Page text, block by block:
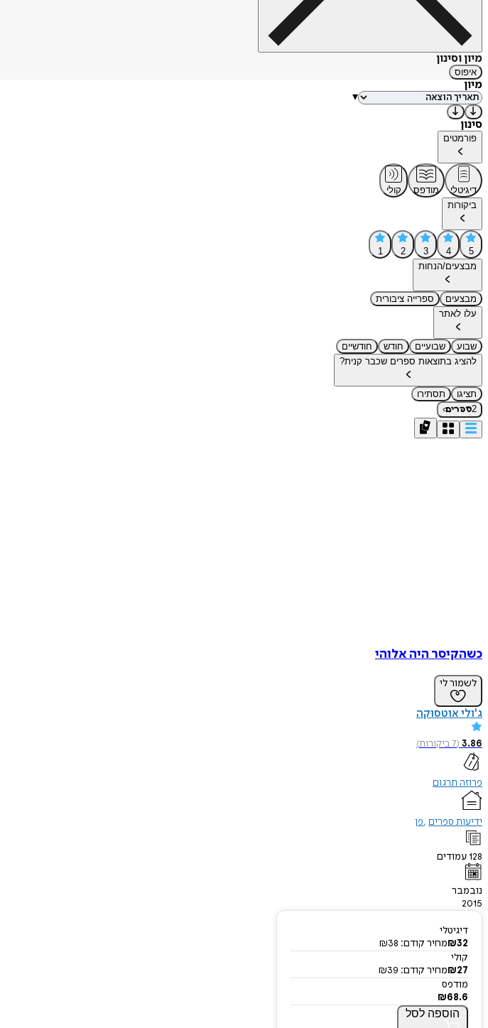
מיון וסינון
איפוס
מיון
▾
סינון
פורמטים
דיגיטלי מודפס
קולי
ביקורות
5
4
3
2
1
מבצעים/הנחות
מבצעים
ספרייה ציבורית
עלו לאתר
שבוע שבועיים חודש
חודשיים
להציג בתוצאות ספרים שכבר קנית?
תציגו
תסתירו
2ספרים›
כשהקיסר היה אלוהי
לשמור לי
ג'ולי אוטסוּקה
3.86
(
7ביקורות)
פרוזה תרגום
ידיעות ספרים פן
128עמודים
נובמבר
2015
דיגיטלי
₪32 מחיר קודם: ₪38
קולי
₪27 מחיר קודם: ₪39
מודפס
₪68.6
הוספה לסל